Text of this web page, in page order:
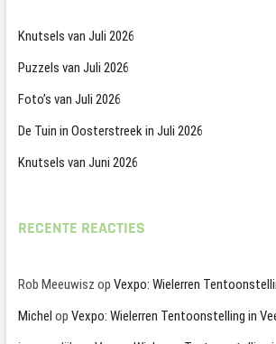
Knutsels van Juli 2026
Puzzels van Juli 2026
Foto’s van Juli 2026
De Tuin in Oosterstreek in Juli 2026
Knutsels van Juni 2026
RECENTE REACTIES
Rob Meeuwisz op Vexpo: Wielerren
Michel op Vexpo: Wielerren Tentoonstelling in